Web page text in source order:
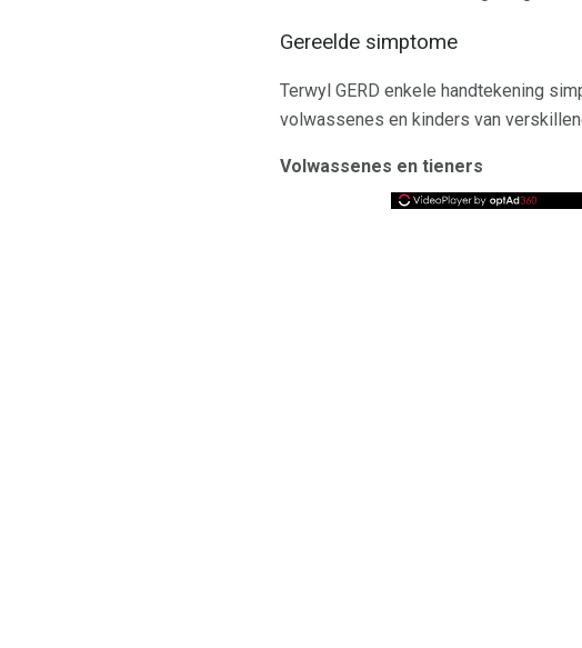
Gereelde simptome
Terwyl GERD enkele handtekening
volwassenes en kinders van
Volwassenes en tieners